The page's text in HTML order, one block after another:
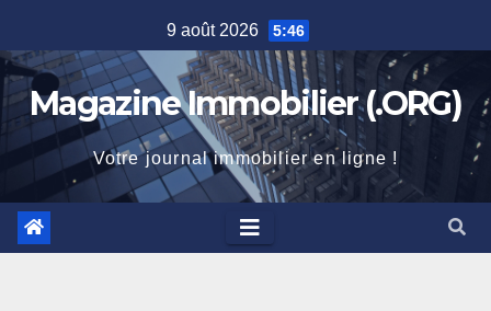
to
content
9 août 2026 5:46
Magazine Immobilier (.ORG)
Votre journal immobilier en ligne !